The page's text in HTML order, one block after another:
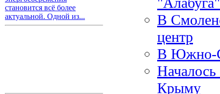
становится всё более
актуальной. Одной из...
В
центр
В Южно-
Крыму